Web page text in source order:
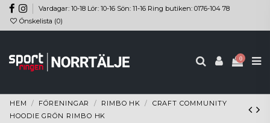
Vardagar: 10-18 Lör: 10-16 Sön: 11-16 Ring butiken: 0176-104 78
Önskelista (0)
0
HEM FÖRENINGAR RIMBO HK
CRAFT COMMUNITY
HOODIE GRÖN RIMBO HK